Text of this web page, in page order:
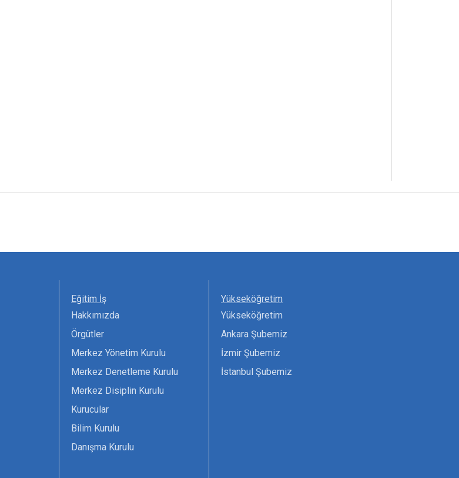
Eğitim İş
Hakkımızda
Örgütler
Merkez Yönetim Kurulu
Merkez Denetleme Kurulu
Merkez Disiplin Kurulu
Kurucular
Bilim Kurulu
Danışma Kurulu
Yükseköğretim
Yükseköğretim
Ankara Şubemiz
İzmir Şubemiz
İstanbul Şubemiz